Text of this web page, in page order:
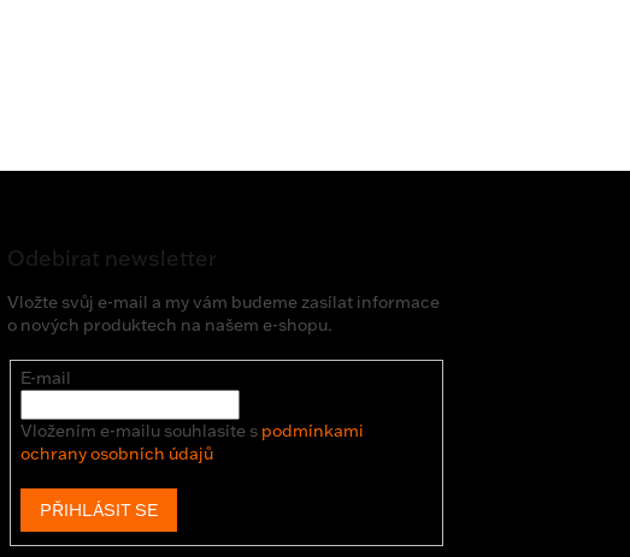
Odebírat newsletter
Vložte svůj e-mail a my vám budeme zasílat informace
o nových produktech na našem e-shopu.
E-mail
Vložením e-mailu souhlasíte s podmínkami
ochrany osobních údajů
PŘIHLÁSIT SE